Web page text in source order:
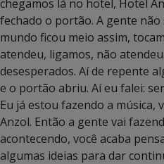
chegamos lá no hotel, Hotel
fechado o portão. A gente
mundo ficou meio assim,
atendeu, ligamos, não
desesperados. Aí de repente
e o portão abriu. Aí eu falei:
Eu já estou fazendo a música,
Anzol. Então a gente vai
acontecendo, você acaba
algumas ideias para dar